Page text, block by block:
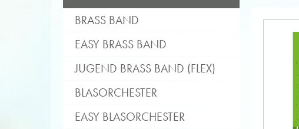
BRASS BAND
EASY BRASS BAND
JUGEND BRASS BAND (FLEX)
BLASORCHESTER
EASY BLASORCHESTER